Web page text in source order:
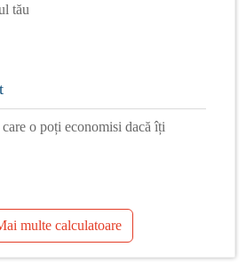
tău
o poți economisi dacă îți
multe calculatoare